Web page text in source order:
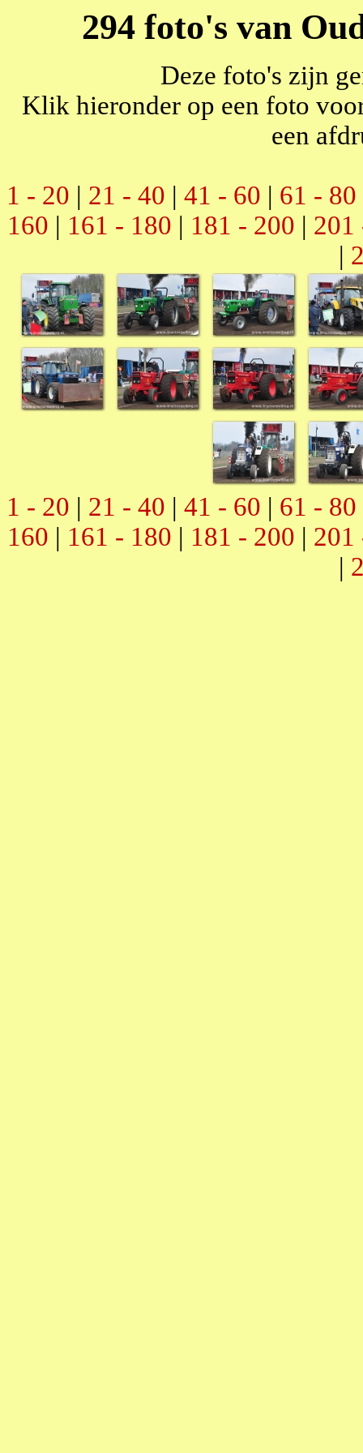
294 foto's van
Deze foto's zijn
Klik hieronder op een foto
een
1 - 20 | 21 - 40 | 41 - 60 | 61 - 80
160 | 161 - 180 | 181 - 200 | 201
|
1 - 20 | 21 - 40 | 41 - 60 | 61 - 80
160 | 161 - 180 | 181 - 200 | 201
|